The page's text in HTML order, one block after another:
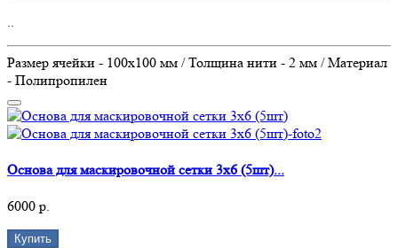
..
Размер ячейки - 100х100 мм / Толщина нити - 2 мм / Материал
- Полипропилен
Основа для маскировочной сетки 3х6 (5шт)...
6000 р.
Купить